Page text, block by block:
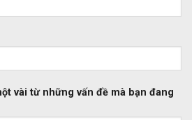
vài từ những vấn đề mà bạn đang